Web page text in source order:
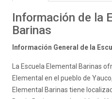
Información de la
Barinas
Información General de la
La Escuela Elemental Barinas
Elemental en el pueblo de
Elemental Barinas tiene